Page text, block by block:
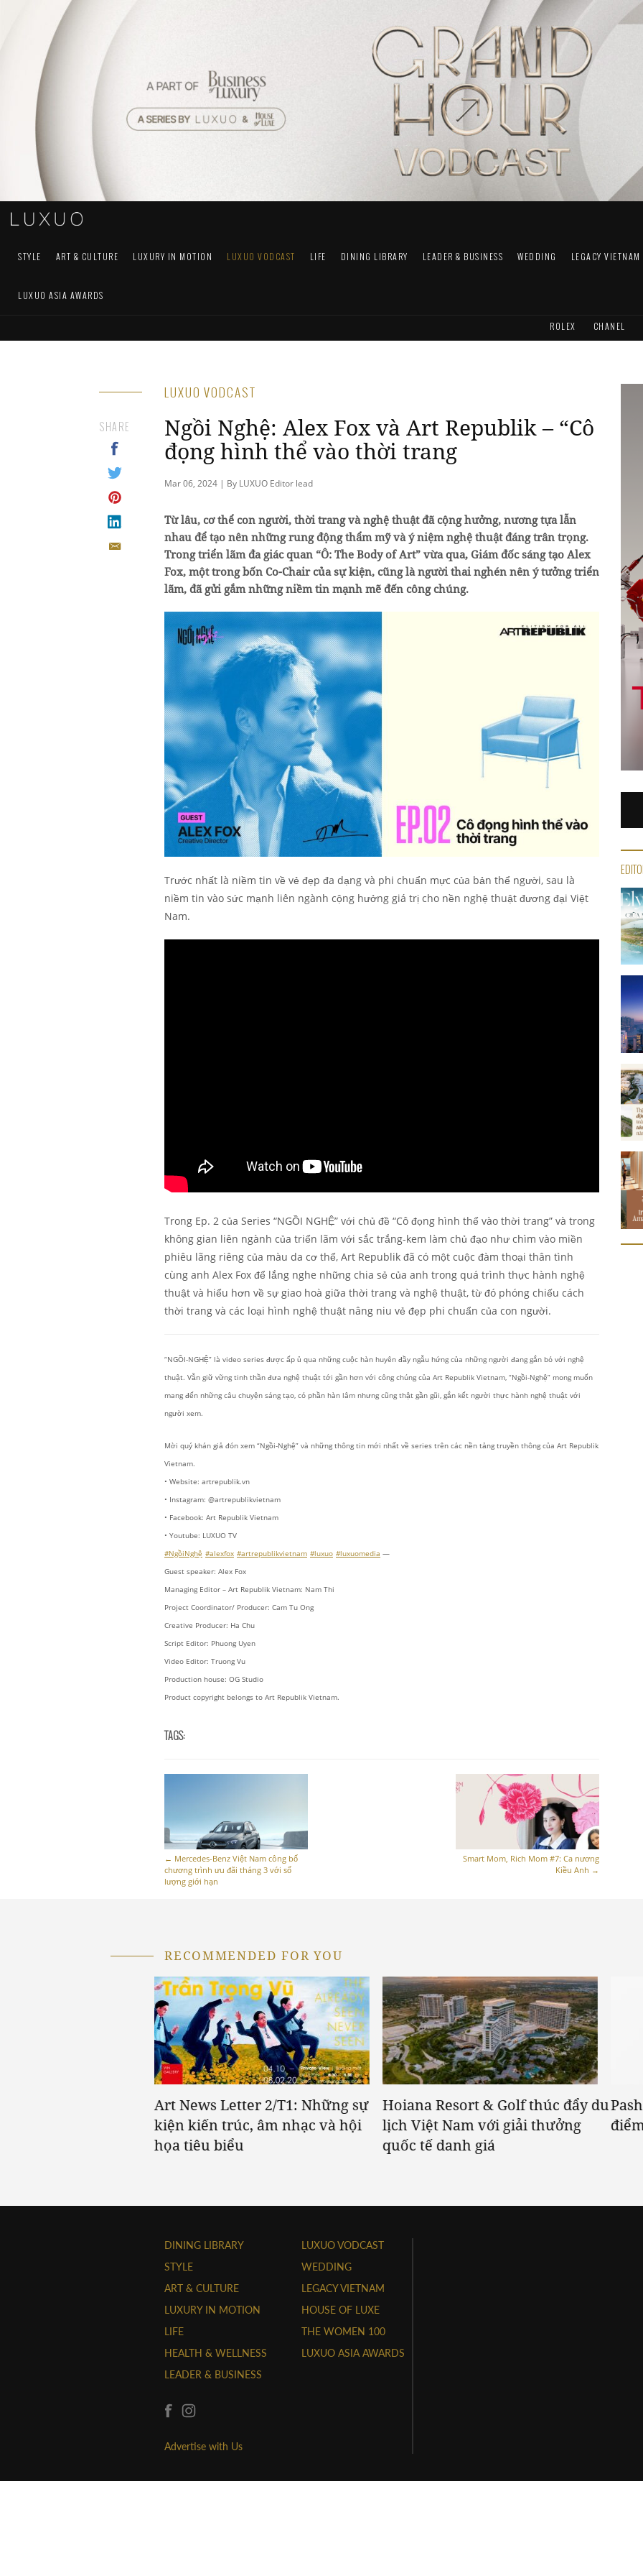
STYLE ART & CULTURE LUXURY IN MOTION LUXUO VODCAST LIFE DINING LIBRARY LEADER & BUSINESS WEDDING LEGACY VIETNAM
LUXUO ASIA AWARDS
ROLEX CHANEL
LUXUO VODCAST
Ngồi Nghệ: Alex Fox và Art Republik – “Cô
đọng hình thể vào thời trang
Mar 06, 2024 | By LUXUO Editor lead
SHARE
Từ lâu, cơ thể con người, thời trang và nghệ thuật đã cộng hưởng, nương tựa lẫn
nhau để tạo nên những rung động thẩm mỹ và ý niệm nghệ thuật đáng trân trọng.
Trong triển lãm đa giác quan “Ô: The Body of Art” vừa qua, Giám đốc sáng tạo Alex
Fox, một trong bốn Co-Chair của sự kiện, cũng là người thai nghén nên ý tưởng triển
lãm, đã gửi gắm những niềm tin mạnh mẽ đến công chúng.
Trước nhất là niềm tin về vẻ đẹp đa dạng và phi chuẩn mực của bản thể người, sau là
niềm tin vào sức mạnh liên ngành cộng hưởng giá trị cho nền nghệ thuật đương đại Việt
Nam.
Trong Ep. 2 của Series “NGỒI NGHỆ” với chủ đề “Cô đọng hình thể vào thời trang” và trong
không gian liên ngành của triển lãm với sắc trắng-kem làm chủ đạo như chìm vào miền
phiêu lãng riêng của màu da cơ thể, Art Republik đã có một cuộc đàm thoại thân tình
cùng anh Alex Fox để lắng nghe những chia sẻ của anh trong quá trình thực hành nghệ
thuật và hiểu hơn về sự giao hoà giữa thời trang và nghệ thuật, từ đó phóng chiếu cách
thời trang và các loại hình nghệ thuật nâng niu vẻ đẹp phi chuẩn của con người.
“NGỒI-NGHỆ” là video series được ấp ủ qua những cuộc hàn huyên đầy ngẫu hứng của những người đang gắn bó với nghệ
thuật. Vẫn giữ vững tinh thần đưa nghệ thuật tới gần hơn với công chúng của Art Republik Vietnam, “Ngồi-Nghệ” mong muốn
mang đến những câu chuyện sáng tạo, có phần hàn lâm nhưng cũng thật gần gũi, gắn kết người thực hành nghệ thuật với
người xem.
Mời quý khán giả đón xem “Ngồi-Nghệ” và những thông tin mới nhất về series trên các nền tảng truyền thông của Art Republik
Vietnam.
• Website: artrepublik.vn
• Instagram: @artrepublikvietnam
• Facebook: Art Republik Vietnam
• Youtube: LUXUO TV
#NgồiNghệ #alexfox #artrepublikvietnam #luxuo #luxuomedia —
Guest speaker: Alex Fox
Managing Editor – Art Republik Vietnam: Nam Thi
Project Coordinator/ Producer: Cam Tu Ong
Creative Producer: Ha Chu
Script Editor: Phuong Uyen
Video Editor: Truong Vu
Production house: OG Studio
Product copyright belongs to Art Republik Vietnam.
TAGS:
← Mercedes-Benz Việt Nam công bố
chương trình ưu đãi tháng 3 với số
lượng giới hạn
Smart Mom, Rich Mom #7: Ca nương
Kiều Anh →
RECOMMENDED FOR YOU
Art News Letter 2/T1: Những sự
kiện kiến trúc, âm nhạc và hội
họa tiêu biểu
Hoiana Resort & Golf thúc đẩy du
lịch Việt Nam với giải thưởng
quốc tế danh giá
DINING LIBRARY
STYLE
ART & CULTURE
LUXURY IN MOTION
LIFE
HEALTH & WELLNESS
LEADER & BUSINESS
Advertise with Us
LUXUO VODCAST
WEDDING
LEGACY VIETNAM
HOUSE OF LUXE
THE WOMEN 100
LUXUO ASIA AWARDS